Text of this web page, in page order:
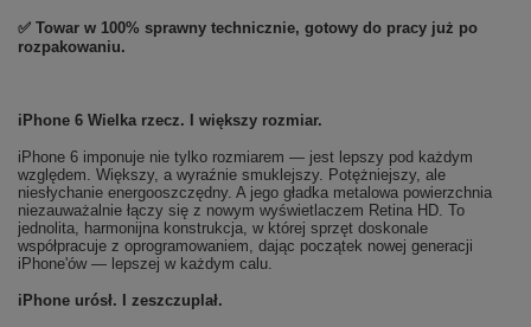
✅ Towar w 100% sprawny technicznie, gotowy do pracy już po
rozpakowaniu.
iPhone 6 Wielka rzecz. I większy rozmiar.
iPhone 6 imponuje nie tylko rozmiarem — jest lepszy pod każdym
względem. Większy, a wyraźnie smuklejszy. Potężniejszy, ale
niesłychanie energooszczędny. A jego gładka metalowa powierzchnia
niezauważalnie łączy się z nowym wyświetlaczem Retina HD. To
jednolita, harmonijna konstrukcja, w której sprzęt doskonale
współpracuje z oprogramowaniem, dając początek nowej generacji
iPhone'ów — lepszej w każdym calu.
iPhone urósł. I zeszczuplał.